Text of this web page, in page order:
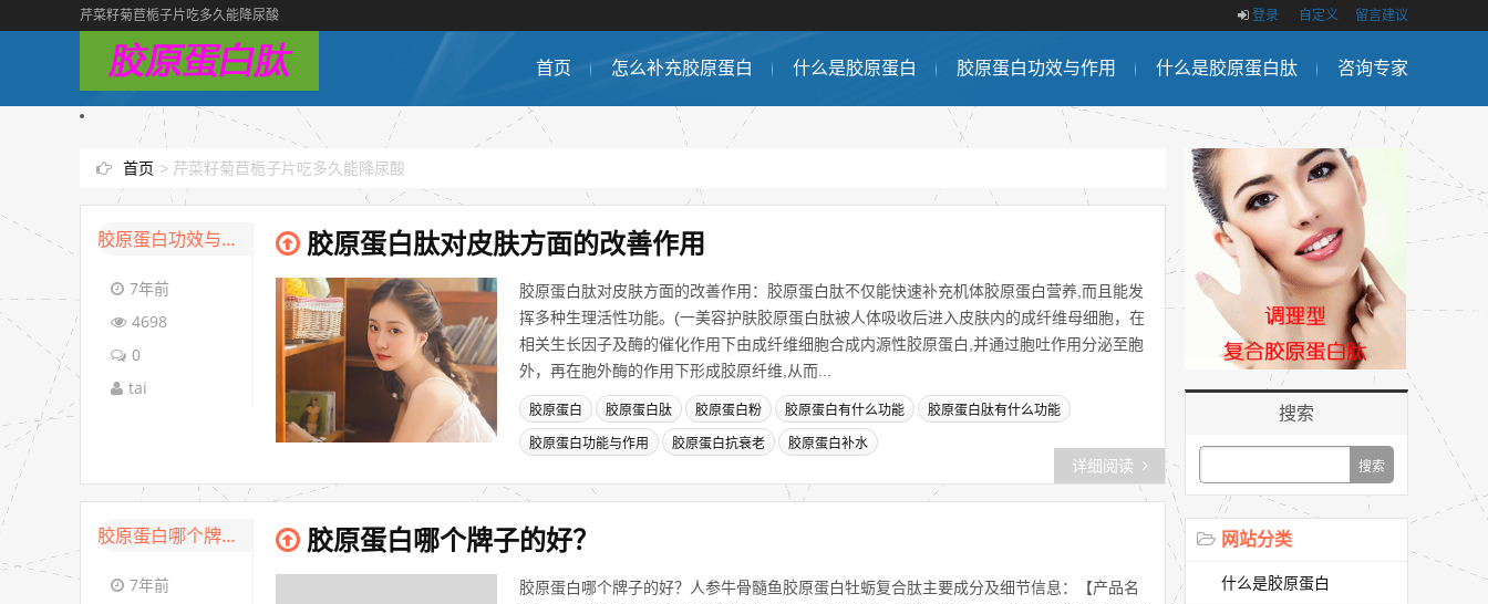
芹菜籽菊苣栀子片吃多久能降尿酸 登录 自定义 留言建议
首页 怎么补充胶原蛋白 什么是胶原蛋白 胶原蛋白功效与作用 什么是胶原蛋白肽 咨询专家
首页 > 芹菜籽菊苣栀子片吃多久能降尿酸
胶原蛋白功效与作用
7年前
4698
0
tai
胶原蛋白肽对皮肤方面的改善作用
胶原蛋白肽对皮肤方面的改善作用：胶原蛋白肽不仅能快速补充机体胶原蛋白营养,而且能发
挥多种生理活性功能。(一美容护肤胶原蛋白肽被人体吸收后进入皮肤内的成纤维母细胞，在
相关生长因子及酶的催化作用下由成纤维细胞合成内源性胶原蛋白,并通过胞吐作用分泌至胞
外，再在胞外酶的作用下形成胶原纤维,从而...
胶原蛋白 胶原蛋白肽 胶原蛋白粉 胶原蛋白有什么功能 胶原蛋白肽有什么功能
胶原蛋白功能与作用 胶原蛋白抗衰老 胶原蛋白补水
详细阅读
胶原蛋白哪个牌子好
7年前
胶原蛋白哪个牌子的好？
胶原蛋白哪个牌子的好？人参牛骨髓鱼胶原蛋白牡蛎复合肽主要成分及细节信息：【产品名
搜索
网站分类
什么是胶原蛋白